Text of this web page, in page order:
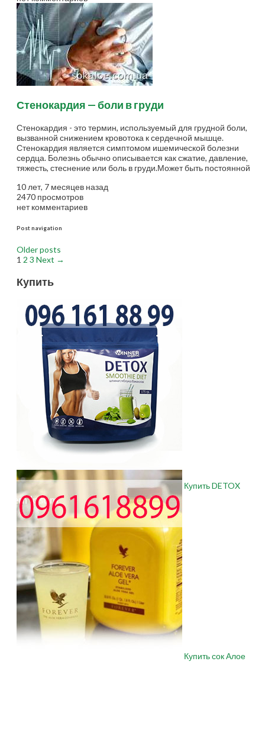
Стенокардия — боли в груди
Стенокардия - это термин, используемый для грудной боли,
вызванной снижением кровотока к сердечной мышце.
Стенокардия является симптомом ишемической болезни
сердца. Болезнь обычно описывается как сжатие, давление,
тяжесть, стеснение или боль в груди.Может быть постоянной
10 лет, 7 месяцев назад
2470 просмотров
нет комментариев
Post navigation
Older posts
1 2 3 Next →
Купить
Купить DETOX
Купить сок Алое